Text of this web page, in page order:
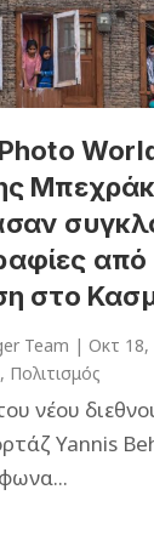
από
στο
Team |Οκτ 18,
, Πολιτισμός
νέου
Yannis